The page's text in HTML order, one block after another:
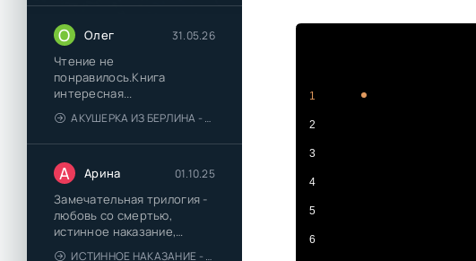
О Олег 31.05.26
Чтение не
понравилось.Книга
интересная...
АКУШЕРКА ИЗ БЕРЛИНА - АННА СТЮАРТ
А Арина 01.10.25
Замечательная трилогия -
любовь со смертью,
истинное наказание,
любимая для монстра -
ИСТИННОЕ НАКАЗАНИЕ - ОЛЬГА ГУСЕЙНОВА
1
2
3
4
5
6